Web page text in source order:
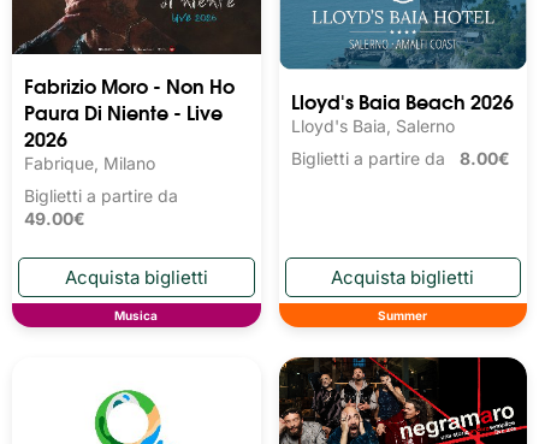
Fabrizio Moro - Non Ho
Paura Di Niente - Live
2026
Fabrique, Milano
Biglietti a partire da
49.00€
Musica
Lloyd's Baia Beach 2026
Lloyd's Baia, Salerno
Biglietti a partire da 8.00€
Summer